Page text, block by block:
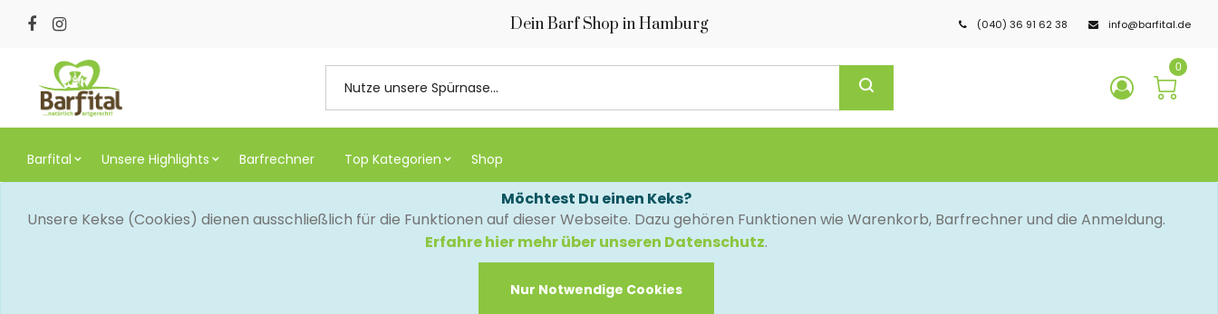
Dein Barf Shop in Hamburg (040) 36 91 62 38 info@barfital.de
0
Barfital Unsere Highlights Barfrechner Top Kategorien Shop
Möchtest Du einen Keks?
Unsere Kekse (Cookies) dienen ausschließlich für die Funktionen auf dieser Webseite. Dazu gehören Funktionen wie Warenkorb, Barfrechner und die Anmeldung.
Erfahre hier mehr über unseren Datenschutz.
Nur Notwendige Cookies